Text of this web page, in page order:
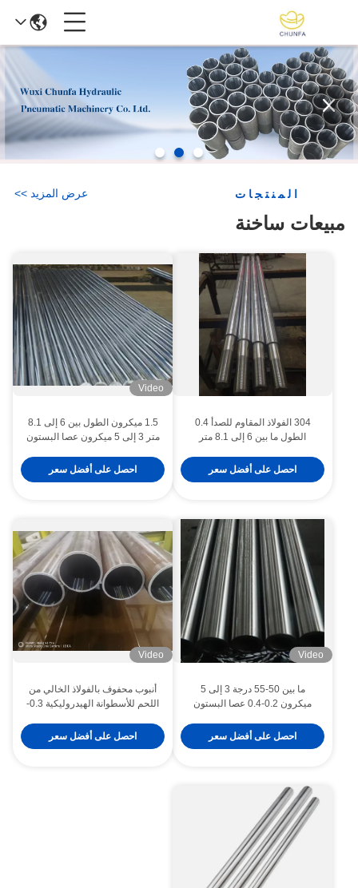
المنتجات
مبيعات ساخنة
عرض المزيد >
>
304 الفولاذ المقاوم للصدأ 0.4
الطول ما بين 6 إلى 8.1 متر
الكروم
احصل على أفضل سعر
Video
1.5 ميكرون الطول بين 6 إلى 8.1
متر 3 إلى 5 ميكرون عصا البستون
احصل على أفضل سعر
Video
ما بين 50-55 درجة 3 إلى 5
ميكرون 0.2-0.4 عصا البستون
احصل على أفضل سعر
Video
أنبوب محفوف بالفولاذ الخالي من
اللحم للأسطوانة الهيدروليكية 0.3-
احصل على أفضل سعر